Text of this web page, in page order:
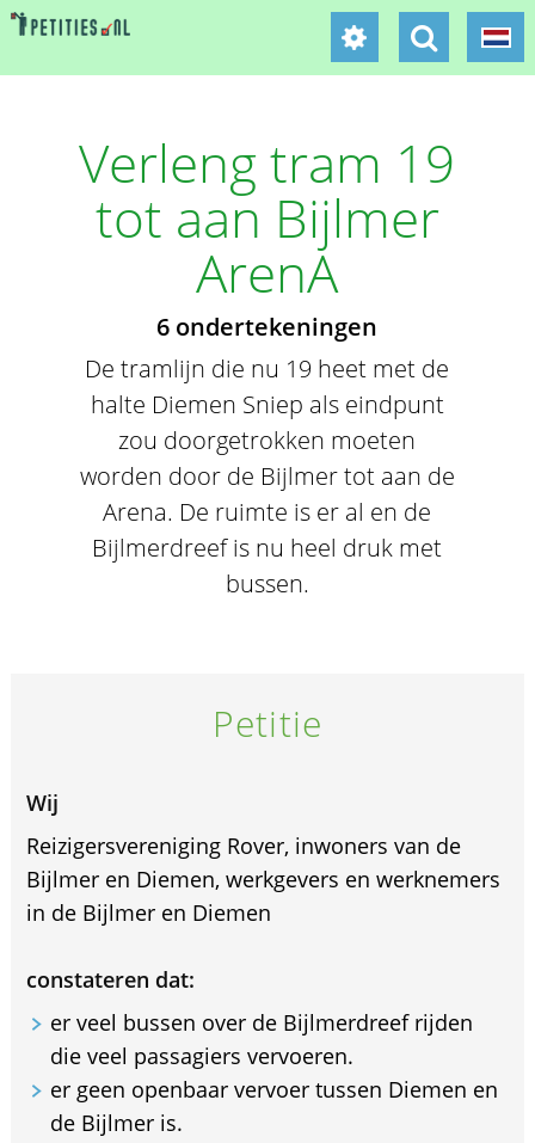
Verleng tram 19
tot aan Bijlmer
ArenA
6 ondertekeningen
De tramlijn die nu 19 heet met de
halte Diemen Sniep als eindpunt
zou doorgetrokken moeten
worden door de Bijlmer tot aan de
Arena. De ruimte is er al en de
Bijlmerdreef is nu heel druk met
bussen.
Petitie
Wij
Reizigersvereniging Rover, inwoners van de
Bijlmer en Diemen, werkgevers en werknemers
in de Bijlmer en Diemen
constateren dat:
er veel bussen over de Bijlmerdreef rijden
die veel passagiers vervoeren.
er geen openbaar vervoer tussen Diemen en
de Bijlmer is.